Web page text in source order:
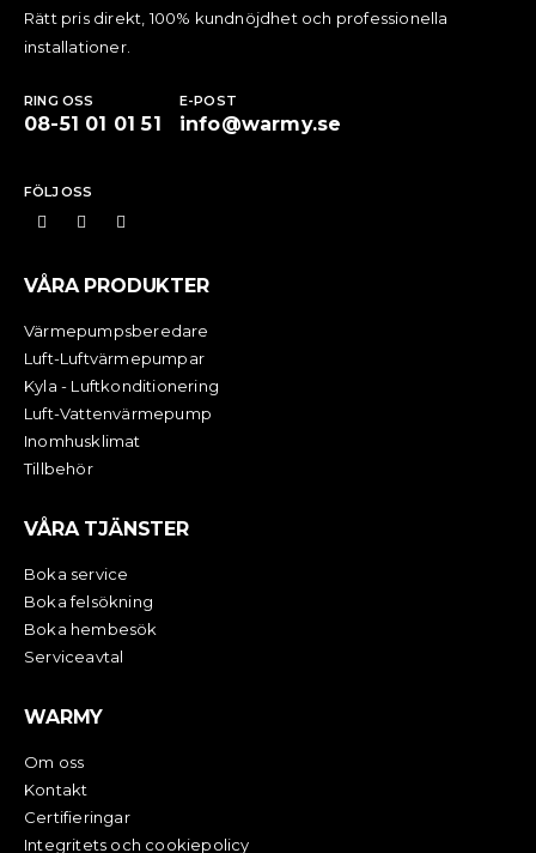
Rätt pris direkt, 100% kundnöjdhet och professionella
installationer.
RING OSS
08-51 01 01 51
E-POST
info@warmy.se
FÖLJ OSS
VÅRA PRODUKTER
Värmepumpsberedare
Luft-Luftvärmepumpar
Kyla - Luftkonditionering
Luft-Vattenvärmepump
Inomhusklimat
Tillbehör
VÅRA TJÄNSTER
Boka service
Boka felsökning
Boka hembesök
Serviceavtal
WARMY
Om oss
Kontakt
Certifieringar
Integritets och cookiepolicy